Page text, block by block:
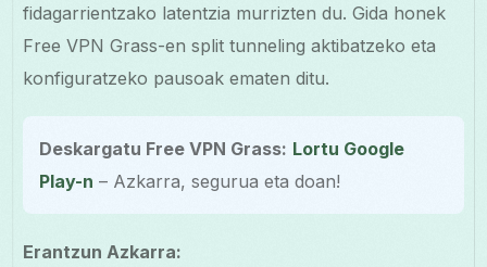
fidagarrientzako latentzia murrizten du. Gida honek
Free VPN Grass-en split tunneling aktibatzeko eta
konfiguratzeko pausoak ematen ditu.
Deskargatu Free VPN Grass: Lortu Google
Play-n – Azkarra, segurua eta doan!
Erantzun Azkarra: